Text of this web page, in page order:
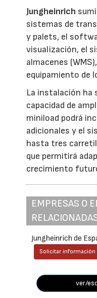
Jungheinrich
sistemas de
y palets, el
visualización, el
almacenes
equipamiento de
La instalación ha
capacidad de
miniload podrá
adicionales y el
hasta tres
que permitirá
crecimiento
EMPRESAS O
Jungheinrich de
Solicitar información
ver/